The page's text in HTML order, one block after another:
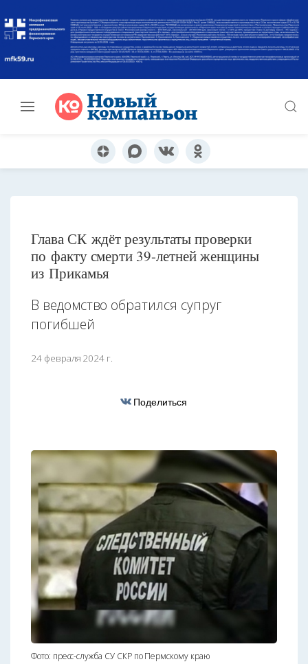
Глава СК ждёт результаты проверки
по факту смерти 39-летней женщины
из Прикамья
В ведомство обратился супруг
погибшей
24 февраля 2024 г.
Поделиться
Фото: пресс-служба СУ СКР по Пермскому краю